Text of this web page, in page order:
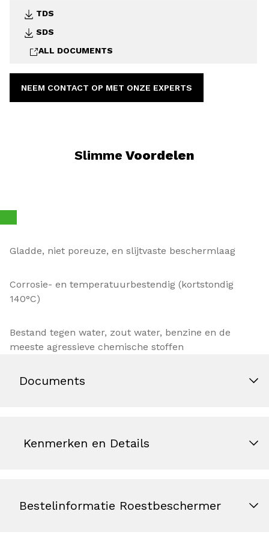
TDS
SDS
ALL DOCUMENTS
NEEM CONTACT OP MET ONZE EXPERTS
Slimme Voordelen
Gladde, niet poreuze, en slijtvaste beschermlaag
Corrosie- en temperatuurbestendig (kortstondig
140°C)
Bestand tegen water, zout water, benzine en de
meeste agressieve chemische stoffen
Documents
Kenmerken en Details
Bestelinformatie Roestbeschermer